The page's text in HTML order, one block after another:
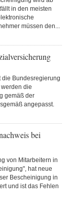
in den meisten
müssen den...
die Bundesregierung
die
gemäß der
angepasst.
bei
von Mitarbeitern in
hat neue
Bescheinigung in
und ist das Fehlen